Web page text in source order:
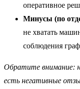
оперативное
Минусы (по
не хватать
соблюдения
Обратите внимание:
есть негативные